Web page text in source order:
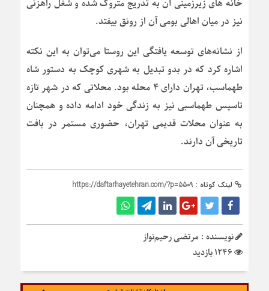
خانه های زیرزمینی آن به تدریج متروک شده و شغل راهزنی
نیز در میان اهالی بومی آن از رونق بیفتد.
از نشانه‌های توسعه یافتگی این روستا می‌توان به این نکته
اشاره کرد که در بدو تبدیل به شهری کوچک به دستور شاه
طهماسب، تهران دارای ۴ محله بود. محلاتی که در شهر تازه
تاسیس طهماسبی نیز به زندگی خود ادامه داده و همچنان
به عنوان محلات قدیمی تهران، حضوری مستمر در بافت
تاریخی آن دارند.
لینک کوتاه : https://daftarhayetehran.com/?p=5509
نویسنده : مرتضی رحیم‌نواز